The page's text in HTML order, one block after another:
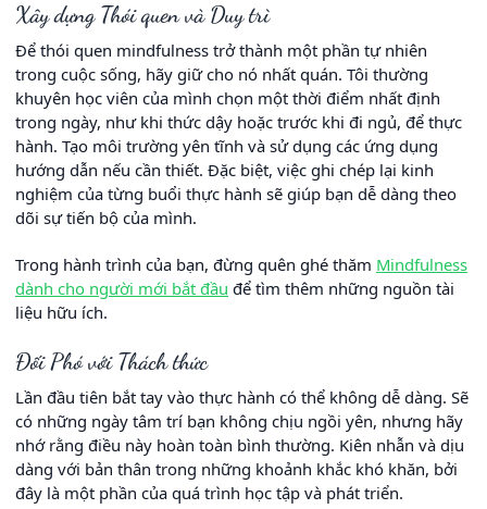
Xây dựng Thói quen và Duy trì
Để thói quen mindfulness trở thành một phần tự nhiên
trong cuộc sống, hãy giữ cho nó nhất quán. Tôi thường
khuyên học viên của mình chọn một thời điểm nhất định
trong ngày, như khi thức dậy hoặc trước khi đi ngủ, để thực
hành. Tạo môi trường yên tĩnh và sử dụng các ứng dụng
hướng dẫn nếu cần thiết. Đặc biệt, việc ghi chép lại kinh
nghiệm của từng buổi thực hành sẽ giúp bạn dễ dàng theo
dõi sự tiến bộ của mình.
Trong hành trình của bạn, đừng quên ghé thăm Mindfulness
dành cho người mới bắt đầu để tìm thêm những nguồn tài
liệu hữu ích.
Đối Phó với Thách thức
Lần đầu tiên bắt tay vào thực hành có thể không dễ dàng. Sẽ
có những ngày tâm trí bạn không chịu ngồi yên, nhưng hãy
nhớ rằng điều này hoàn toàn bình thường. Kiên nhẫn và dịu
dàng với bản thân trong những khoảnh khắc khó khăn, bởi
đây là một phần của quá trình học tập và phát triển.